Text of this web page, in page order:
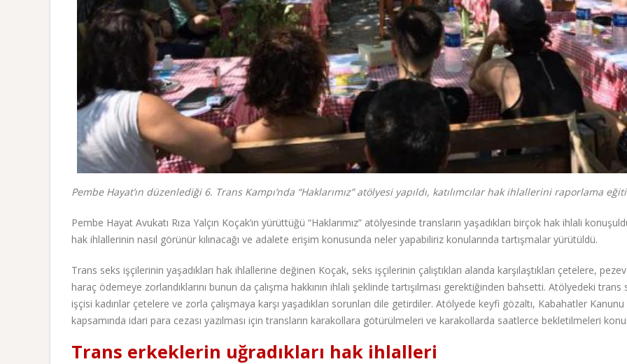
Pembe Hayat’ın düzenlediği 6. Trans Kampı’nda “Haklarımız” atölyesi yapıldı, katılımcılar hak ihlallerini raporlama
Pembe Hayat Avukatı Rıza Yalçın Koçak’ın yürüttüğü “Haklarımız” atölyesinde transların yaşadıkları birçok hak ihlali
hak ihlallerinin nasıl görünür kılınacağı ve adalete erişim konusunda neler yapabiliriz konularında tartışmalar yürütüldü.
Trans seks işçilerinin yaşadıkları hak ihlallerine değinen Koçak, seks işçilerinin çalıştıkları alanda karşılaştıkları çetelere,
haraç ödemeye zorlandıklarını bunun da çalışma hakkının ihlali şeklinde tartışılması gerektiğinden bahsetti. Atölyedeki trans
işçisi kadınlar çetelere ve zorla çalışmaya karşı yaşadıkları sorunları dile getirdiler. Atölyede keyfi gözaltı, Kabahatler Kanunu
kapsamında idari para cezası yazılması için transların karakollara götürülmeleri ve karakollarda saatlerce bekletilmeleri
Trans erkeklerin uğradıkları hak ihlalleri